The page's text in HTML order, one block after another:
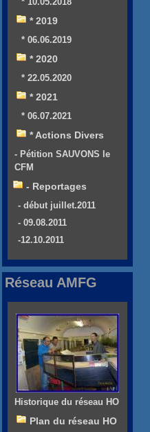
* 2019
* 06.06.2019
* 2020
* 22.05.2020
* 2021
* 06.07.2021
* Actions Divers
- Pétition SAUVONS le
CFM
- Reportages
- début juillet.2011
- 09.08.2011
-12.10.2011
Réseau AMFG
Historique du réseau HO
Plan du réseau HO